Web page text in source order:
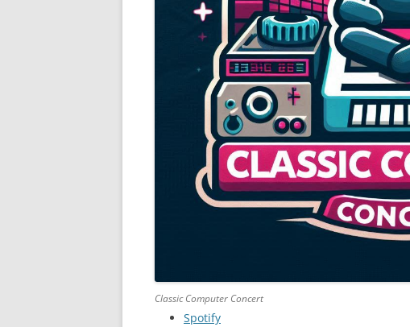
Classic Computer Concert
Spotify